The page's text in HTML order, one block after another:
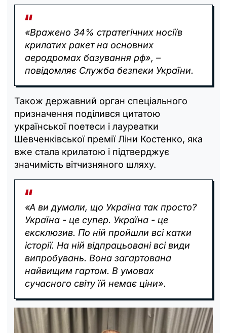
«Вражено 34% стратегічних носіїв
крилатих ракет на основних
аеродромах базування рф», –
повідомляє Служба безпеки України.
Також державний орган спеціального
призначення поділився цитатою
української поетеси і лауреатки
Шевченківської премії Ліни Костенко, яка
вже стала крилатою і підтверджує
значимість вітчизняного шляху.
«А ви думали, що Україна так просто?
Україна - це супер. Україна - це
ексклюзив. По ній пройшли всі катки
історії. На ній відпрацьовані всі види
випробувань. Вона загартована
найвищим гартом. В умовах
сучасного світу їй немає ціни».